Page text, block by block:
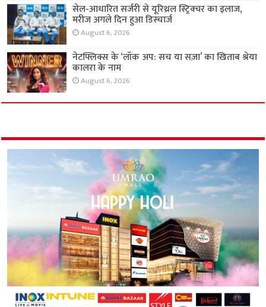
सेल-आधारित सर्जरी से यूरिथ्रल स्ट्रिक्चर का इलाज,
मरीज अगले दिन हुआ डिस्चार्ज
August 6, 2026
नेटफ्लिक्स के ‘लॉक अप: सच या सज़ा’ का खिताब श्रेया
कालरा के नाम
August 6, 2026